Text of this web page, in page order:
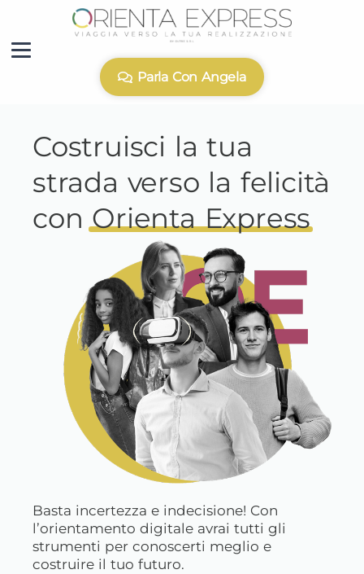
Parla Con Angela
Costruisci la tua
strada verso la felicità
conOrienta Express
Basta incertezza e indecisione! Con
l’orientamento digitale avrai tutti gli
strumenti per conoscerti meglio e
costruire il tuo futuro.